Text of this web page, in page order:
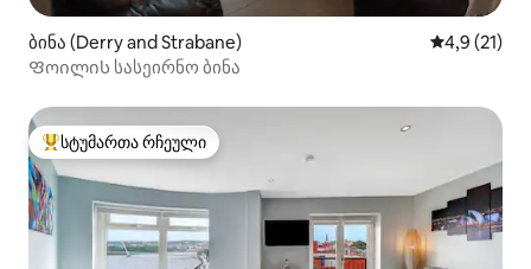
ბინა (Derry and Strabane) საშუალო
4,9 (21)
Ფოილის სასეირნო ბინა
სტუმართა რჩეული მოწინავე ვარიანტი
სტუმართა რჩეული